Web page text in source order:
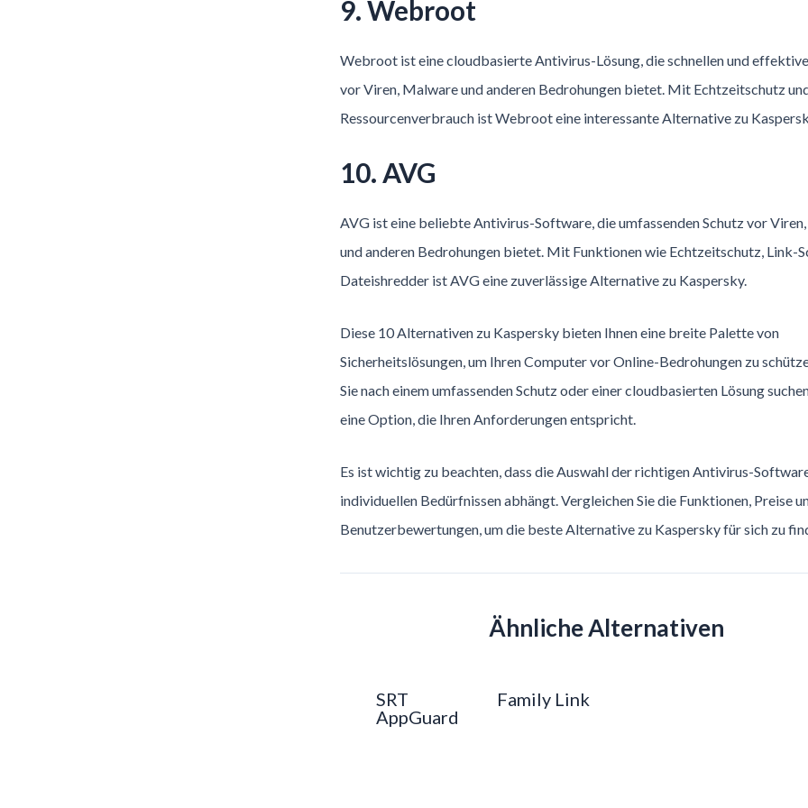
9. Webroot
Webroot ist eine cloudbasierte Antivirus-Lösung, die schnellen und
vor Viren, Malware und anderen Bedrohungen bietet. Mit Echtzeitschutz
Ressourcenverbrauch ist Webroot eine interessante Alternative zu
10. AVG
AVG ist eine beliebte Antivirus-Software, die umfassenden Schutz vor
und anderen Bedrohungen bietet. Mit Funktionen wie Echtzeitschutz, Link-
Dateishredder ist AVG eine zuverlässige Alternative zu Kaspersky.
Diese 10 Alternativen zu Kaspersky bieten Ihnen eine breite Palette von
Sicherheitslösungen, um Ihren Computer vor Online-Bedrohungen zu
Sie nach einem umfassenden Schutz oder einer cloudbasierten Lösung
eine Option, die Ihren Anforderungen entspricht.
Es ist wichtig zu beachten, dass die Auswahl der richtigen Antivirus-
individuellen Bedürfnissen abhängt. Vergleichen Sie die Funktionen, Preise
Benutzerbewertungen, um die beste Alternative zu Kaspersky für sich zu
Ähnliche Alternativen
SRT
AppGuard
Family Link